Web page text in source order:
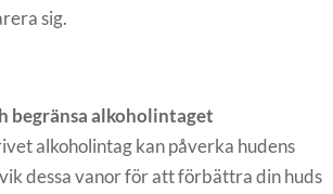
sig.
begränsa alkoholintaget
alkoholintag kan påverka hudens
dessa vanor för att förbättra din huds